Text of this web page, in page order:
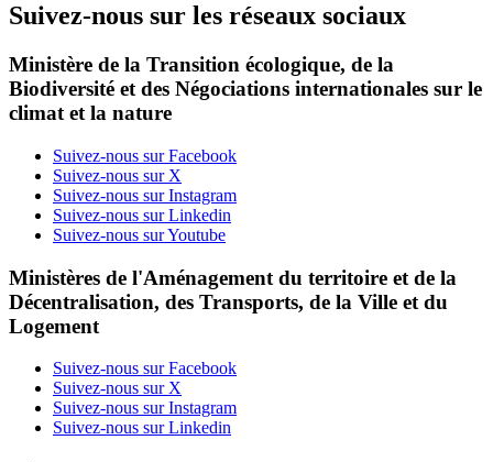
Suivez-nous sur les réseaux sociaux
Ministère de la Transition écologique, de la
Biodiversité et des Négociations internationales sur le
climat et la nature
Suivez-nous sur Facebook
Suivez-nous sur X
Suivez-nous sur Instagram
Suivez-nous sur Linkedin
Suivez-nous sur Youtube
Ministères de l'Aménagement du territoire et de la
Décentralisation, des Transports, de la Ville et du
Logement
Suivez-nous sur Facebook
Suivez-nous sur X
Suivez-nous sur Instagram
Suivez-nous sur Linkedin